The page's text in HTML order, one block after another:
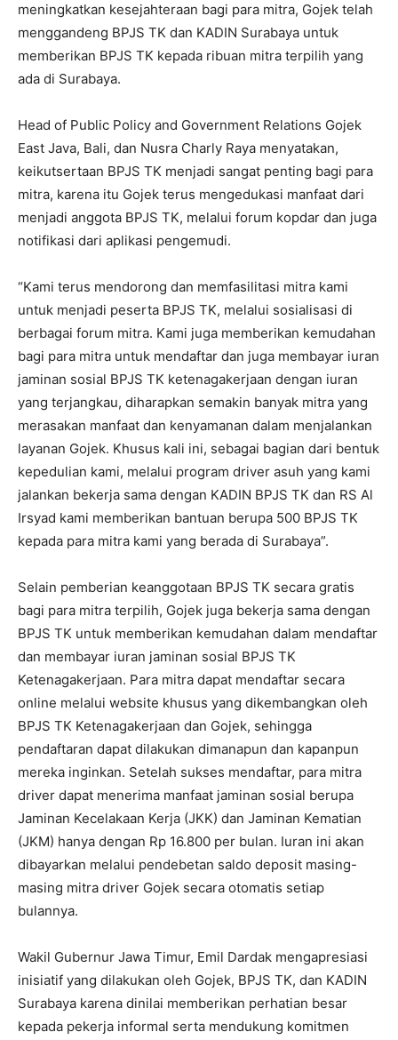
meningkatkan kesejahteraan bagi para mitra, Gojek telah
menggandeng BPJS TK dan KADIN Surabaya untuk
memberikan BPJS TK kepada ribuan mitra terpilih yang
ada di Surabaya.
Head of Public Policy and Government Relations Gojek
East Java, Bali, dan Nusra Charly Raya menyatakan,
keikutsertaan BPJS TK menjadi sangat penting bagi para
mitra, karena itu Gojek terus mengedukasi manfaat dari
menjadi anggota BPJS TK, melalui forum kopdar dan juga
notifikasi dari aplikasi pengemudi.
“Kami terus mendorong dan memfasilitasi mitra kami
untuk menjadi peserta BPJS TK, melalui sosialisasi di
berbagai forum mitra. Kami juga memberikan kemudahan
bagi para mitra untuk mendaftar dan juga membayar iuran
jaminan sosial BPJS TK ketenagakerjaan dengan iuran
yang terjangkau, diharapkan semakin banyak mitra yang
merasakan manfaat dan kenyamanan dalam menjalankan
layanan Gojek. Khusus kali ini, sebagai bagian dari bentuk
kepedulian kami, melalui program driver asuh yang kami
jalankan bekerja sama dengan KADIN BPJS TK dan RS Al
Irsyad kami memberikan bantuan berupa 500 BPJS TK
kepada para mitra kami yang berada di Surabaya”.
Selain pemberian keanggotaan BPJS TK secara gratis
bagi para mitra terpilih, Gojek juga bekerja sama dengan
BPJS TK untuk memberikan kemudahan dalam mendaftar
dan membayar iuran jaminan sosial BPJS TK
Ketenagakerjaan. Para mitra dapat mendaftar secara
online melalui website khusus yang dikembangkan oleh
BPJS TK Ketenagakerjaan dan Gojek, sehingga
pendaftaran dapat dilakukan dimanapun dan kapanpun
mereka inginkan. Setelah sukses mendaftar, para mitra
driver dapat menerima manfaat jaminan sosial berupa
Jaminan Kecelakaan Kerja (JKK) dan Jaminan Kematian
(JKM) hanya dengan Rp 16.800 per bulan. Iuran ini akan
dibayarkan melalui pendebetan saldo deposit masing-
masing mitra driver Gojek secara otomatis setiap
bulannya.
Wakil Gubernur Jawa Timur, Emil Dardak mengapresiasi
inisiatif yang dilakukan oleh Gojek, BPJS TK, dan KADIN
Surabaya karena dinilai memberikan perhatian besar
kepada pekerja informal serta mendukung komitmen